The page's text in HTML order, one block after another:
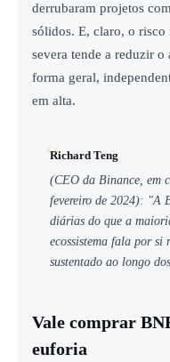
derrubaram projetos
sólidos. E, claro, o
severa tende a reduzir
forma geral,
em alta.
Richard Teng
(CEO da Binance, em
fevereiro de 2024): "A
diárias do que a
ecossistema fala por si
sustentado ao longo
Vale comprar
euforia